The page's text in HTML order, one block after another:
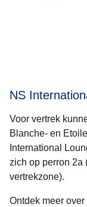
NS
Voor vertrek
Blanche- en
International
zich op perron 2a
vertrekzone).
Ontdek meer over